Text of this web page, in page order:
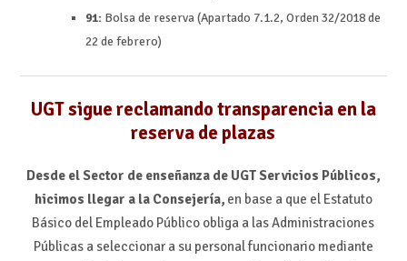
91: Bolsa de reserva (Apartado 7.1.2, Orden 32/2018 de
22 de febrero)
UGT sigue reclamando transparencia en la
reserva de plazas
Desde el Sector de enseñanza de UGT Servicios Públicos,
hicimos llegar a la Consejería, en base a que el Estatuto
Básico del Empleado Público obliga a las Administraciones
Públicas a seleccionar a su personal funcionario mediante